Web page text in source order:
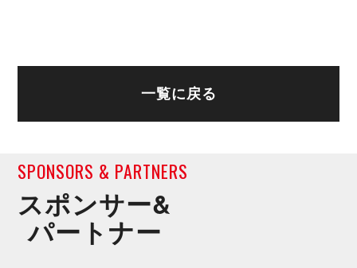
一覧に戻る
SPONSORS & PARTNERS
スポンサー&
パートナー